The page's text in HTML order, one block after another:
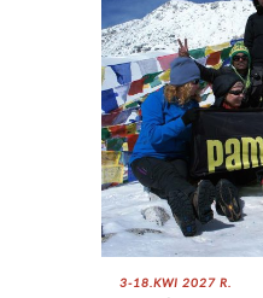
3-18.KWI 2027 R.